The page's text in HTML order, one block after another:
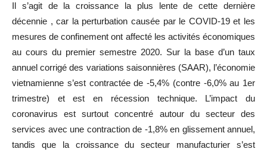
Il s’agit de la croissance la plus lente de cette dernière
décennie , car la perturbation causée par le COVID-19et les
mesures de confinement ont affecté les activités économiques
au cours du premier semestre 2020. Sur la base d’un taux
annuel corrigé des variations saisonnières (SAAR), l’économie
vietnamienne s’est contractée de -5,4% (contre -6,0%au 1er
trimestre) et est en récession technique. L’impact du
coronavirus est surtout concentré autour du secteur des
services avec une contraction de -1,8%en glissement annuel,
tandis que la croissance du secteur manufacturier s’est